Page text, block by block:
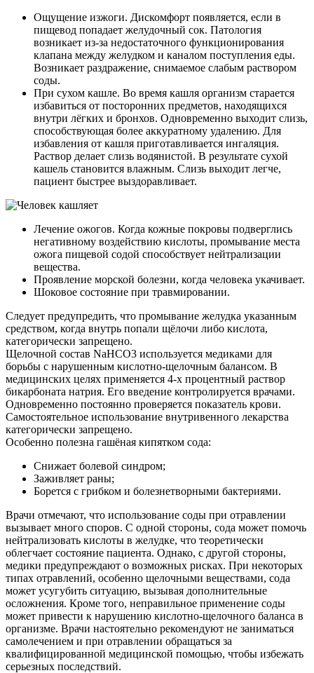
Ощущение изжоги. Дискомфорт появляется, если в
пищевод попадает желудочный сок. Патология
возникает из-за недостаточного функционирования
клапана между желудком и каналом поступления еды.
Возникает раздражение, снимаемое слабым раствором
соды.
При сухом кашле. Во время кашля организм старается
избавиться от посторонних предметов, находящихся
внутри лёгких и бронхов. Одновременно выходит слизь,
способствующая более аккуратному удалению. Для
избавления от кашля приготавливается ингаляция.
Раствор делает слизь водянистой. В результате сухой
кашель становится влажным. Слизь выходит легче,
пациент быстрее выздоравливает.
Лечение ожогов. Когда кожные покровы подверглись
негативному воздействию кислоты, промывание места
ожога пищевой содой способствует нейтрализации
вещества.
Проявление морской болезни, когда человека укачивает.
Шоковое состояние при травмировании.
Следует предупредить, что промывание желудка указанным
средством, когда внутрь попали щёлочи либо кислота,
категорически запрещено.
Щелочной состав NaHCO3 используется медиками для
борьбы с нарушенным кислотно-щелочным балансом. В
медицинских целях применяется 4-х процентный раствор
бикарбоната натрия. Его введение контролируется врачами.
Одновременно постоянно проверяется показатель крови.
Самостоятельное использование внутривенного лекарства
категорически запрещено.
Особенно полезна гашёная кипятком сода:
Снижает болевой синдром;
Заживляет раны;
Борется с грибком и болезнетворными бактериями.
Врачи отмечают, что использование соды при отравлении
вызывает много споров. С одной стороны, сода может помочь
нейтрализовать кислоты в желудке, что теоретически
облегчает состояние пациента. Однако, с другой стороны,
медики предупреждают о возможных рисках. При некоторых
типах отравлений, особенно щелочными веществами, сода
может усугубить ситуацию, вызывая дополнительные
осложнения. Кроме того, неправильное применение соды
может привести к нарушению кислотно-щелочного баланса в
организме. Врачи настоятельно рекомендуют не заниматься
самолечением и при отравлении обращаться за
квалифицированной медицинской помощью, чтобы избежать
серьезных последствий.